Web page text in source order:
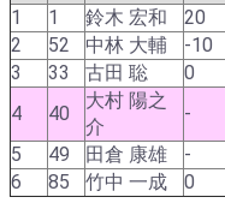
1 1 鈴木 宏和 20
2
52 中林 大輔 -10
3
33 古田 聡 0
4
40
大村 陽之
介
-
5
49 田倉 康雄 -
6
85 竹中 一成 0